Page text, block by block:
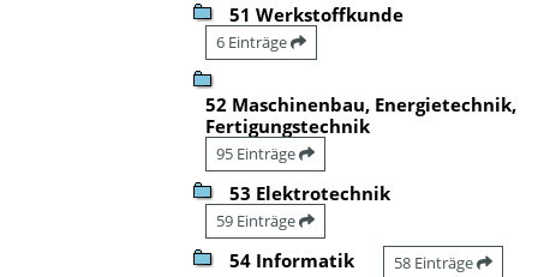
51 Werkstoffkunde
6 Einträge
52 Maschinenbau, Energietechnik,
Fertigungstechnik
95 Einträge
53 Elektrotechnik
59 Einträge
54 Informatik 58 Einträge